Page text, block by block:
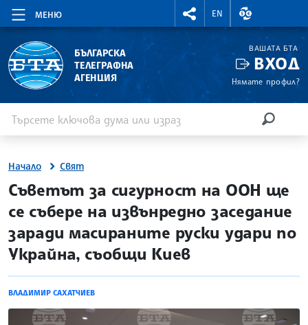
МЕНЮ
RIGHTMENU.SOCIAL
EN
ВАЛУТНИ
БЪЛГАРСКА
ТЕЛЕГРАФНА
АГЕНЦИЯ
ВАШАТА БТА
ВХОД
Нямате профил?
Начало Свят
site.bta
Съветът за сигурност на ООН ще
се събере на извънредно заседание
заради масираните руски удари по
Украйна, съобщи Киев
ВЛАДИМИР САХАТЧИЕВ